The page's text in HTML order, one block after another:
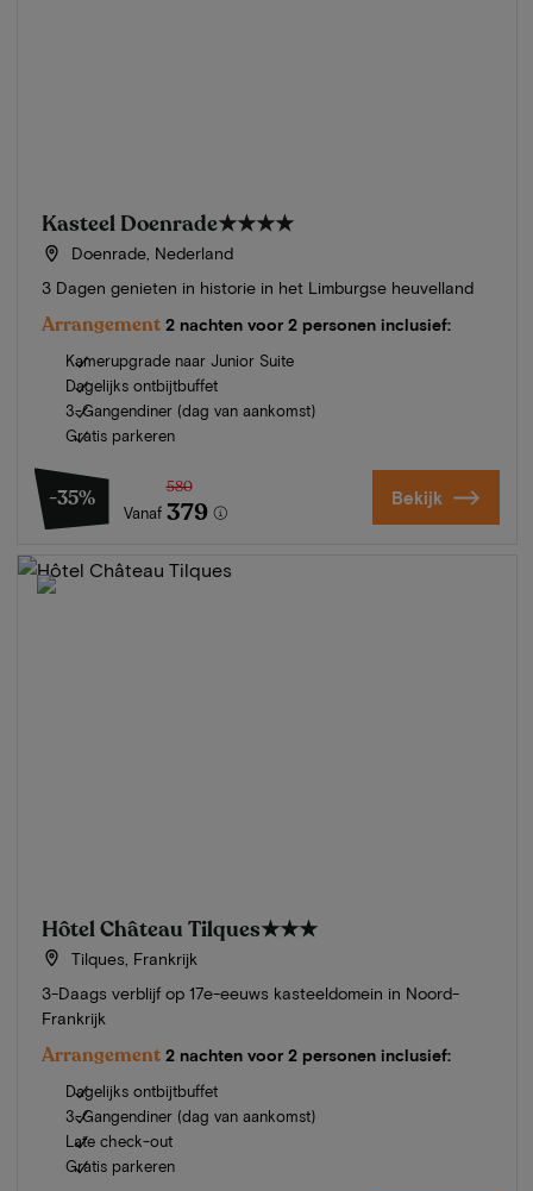
Kasteel Doenrade★★★★
Doenrade, Nederland
3 Dagen genieten in historie in het Limburgse heuvelland
Arrangement 2 nachten voor 2 personen inclusief:
Kamerupgrade naar Junior Suite
Dagelijks ontbijtbuffet
3-Gangendiner (dag van aankomst)
Gratis parkeren
-35%
Vanaf
580
379 Bekijk
Hôtel Château Tilques★★★
Tilques, Frankrijk
3-Daags verblijf op 17e-eeuws kasteeldomein in Noord-
Frankrijk
Arrangement 2 nachten voor 2 personen inclusief:
Dagelijks ontbijtbuffet
3-Gangendiner (dag van aankomst)
Late check-out
Gratis parkeren